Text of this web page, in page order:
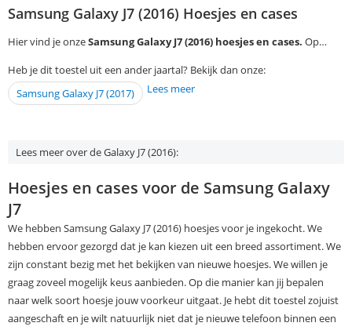
Samsung Galaxy J7 (2016) Hoesjes en cases
Hier vind je onzeSamsung Galaxy J7 (2016) hoesjes en cases. Op
huis!
Heb je dit toestel uit een ander jaartal? Bekijk dan onze:
Samsung Galaxy J7 (2017)
Lees meer
Lees meer over de Galaxy J7 (2016):
Hoesjes en cases voor de Samsung Galaxy
J7
We hebben Samsung Galaxy J7 (2016) hoesjes voor je ingekocht. We
hebben ervoor gezorgd dat je kan kiezen uit een breed assortiment. We
zijn constant bezig met het bekijken van nieuwe hoesjes. We willen je
graag zoveel mogelijk keus aanbieden. Op die manier kan jij bepalen
naar welk soort hoesje jouw voorkeur uitgaat. Je hebt dit toestel zojuist
aangeschaft en je wilt natuurlijk niet dat je nieuwe telefoon binnen een